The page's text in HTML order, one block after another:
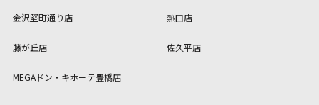
金沢堅町通り店 熱田店
藤が丘店 佐久平店
MEGAドン・キホーテ豊橋店